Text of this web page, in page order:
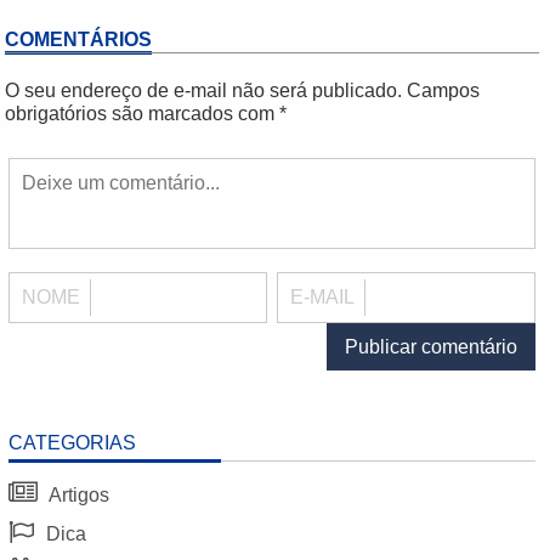
CATEGORIAS
Artigos
Dica
COMENTÁRIOS
O seu endereço de e-mail não será publicado. Campos
obrigatórios são marcados com *
NOME E-MAIL